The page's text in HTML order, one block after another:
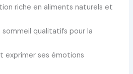
riche en aliments naturels et
qualitatifs pour la
exprimer ses émotions